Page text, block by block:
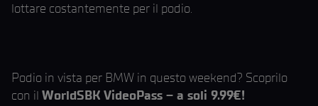
lottare costantemente per il podio.
Podio in vista per BMW in questo weekend? Scoprilo
con il WorldSBK VideoPass – a soli 9.99€!